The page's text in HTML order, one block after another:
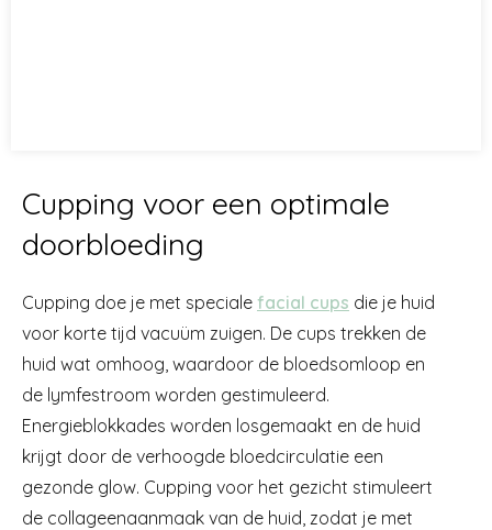
Cupping voor een optimale
doorbloeding
Cupping doe je met speciale facial cups die je huid
voor korte tijd vacuüm zuigen. De cups trekken de
huid wat omhoog, waardoor de bloedsomloop en
de lymfestroom worden gestimuleerd.
Energieblokkades worden losgemaakt en de huid
krijgt door de verhoogde bloedcirculatie een
gezonde glow. Cupping voor het gezicht stimuleert
de collageenaanmaak van de huid, zodat je met